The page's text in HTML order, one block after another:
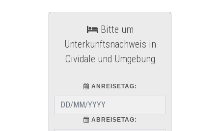
Bitte um
Unterkunftsnachweis in
Cividale und Umgebung
ANREISETAG:
ABREISETAG: